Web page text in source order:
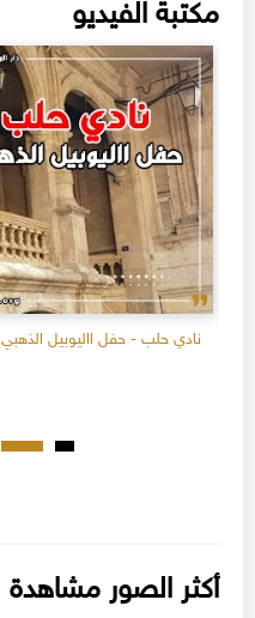
مكتبة الفيديو
نادي حلب - حفل االيوبيل الذهبي - 1995م
أكثر الصور مشاهدة